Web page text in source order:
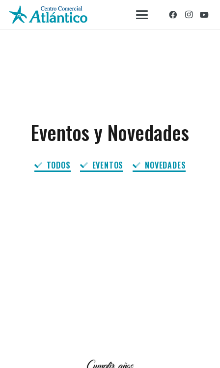
Eventos y Novedades
TODOS EVENTOS NOVEDADES